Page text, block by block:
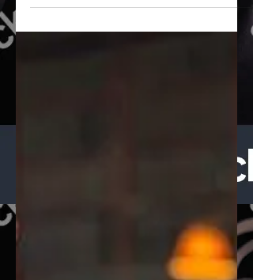
Kogonada,...